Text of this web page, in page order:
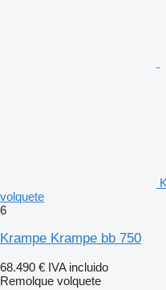
volquete
6
Krampe Krampe bb 750
68.490 € IVA incluido
Remolque volquete